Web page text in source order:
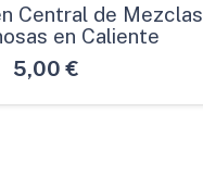
Central de Mezclas
en Caliente
5,00€